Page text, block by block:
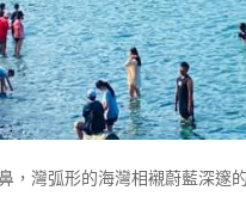
，灣弧形的海灣相襯蔚藍深邃